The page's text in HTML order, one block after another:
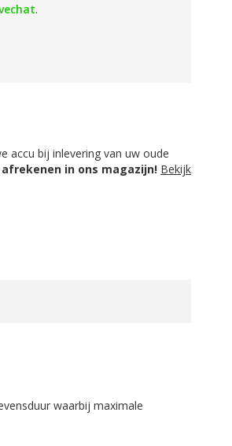
.
accu bij inlevering van uw oude
in ons magazijn! Bekijk
waarbij maximale